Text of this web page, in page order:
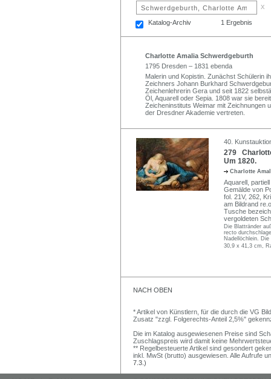
x
Katalog-Archiv 1 Ergebnis
Charlotte Amalia Schwerdgeburth
1795 Dresden – 1831 ebenda
Malerin und Kopistin. Zunächst Schülerin
Zeichners Johann Burkhard
Zeichenlehrerin Gera und seit 1822
Öl, Aquarell oder Sepia. 1808 war sie
Zeicheninstituts Weimar mit Zeichnungen
der Dresdner Akademie vertreten.
40.
279
Um 1820.
Charlotte
Aquarell,
Gemälde von
fol. 21V, 262,
am Bildrand
Tusche
vergoldeten
Die Blattränder
recto
Nadellöchlein.
30,9 x 41,3 cm,
NACH OBEN
* Artikel von Künstlern, für die durch die VG
Zusatz "zzgl. Folgerechts-Anteil 2,5%"
Die im Katalog ausgewiesenen Preise sind
Zuschlagspreis wird damit keine
** Regelbesteuerte Artikel sind gesondert
inkl. MwSt (brutto) ausgewiesen. Alle Aufrufe
7.3.)